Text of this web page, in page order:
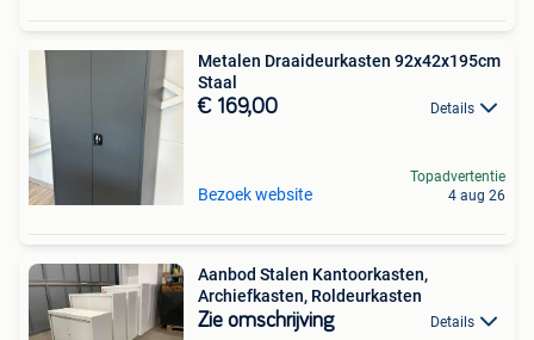
Metalen Draaideurkasten 92x42x195cm
Staal
€ 169,00 Details
Bezoek website
Topadvertentie
4 aug 26
Aanbod Stalen Kantoorkasten,
Archiefkasten, Roldeurkasten
Zie omschrijving Details